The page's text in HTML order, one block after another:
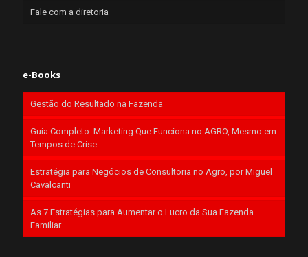
Fale com a diretoria
e-Books
Gestão do Resultado na Fazenda
Guia Completo: Marketing Que Funciona no AGRO, Mesmo em
Tempos de Crise
Estratégia para Negócios de Consultoria no Agro, por Miguel
Cavalcanti
As 7 Estratégias para Aumentar o Lucro da Sua Fazenda
Familiar